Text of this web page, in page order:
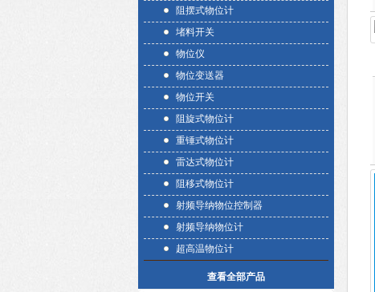
阻摆式物位计
堵料开关
物位仪
物位变送器
物位开关
阻旋式物位计
重锤式物位计
雷达式物位计
阻移式物位计
射频导纳物位控制器
射频导纳物位计
超高温物位计
查看全部产品